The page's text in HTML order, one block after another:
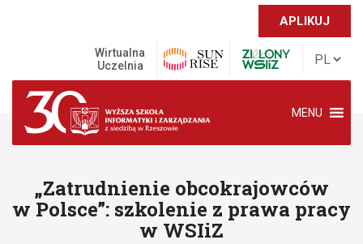
APLIKUJ
Wirtualna
Uczelnia
MENU
„Zatrudnienie obcokrajowców
w Polsce”: szkolenie z prawa pracy
w WSIiZ